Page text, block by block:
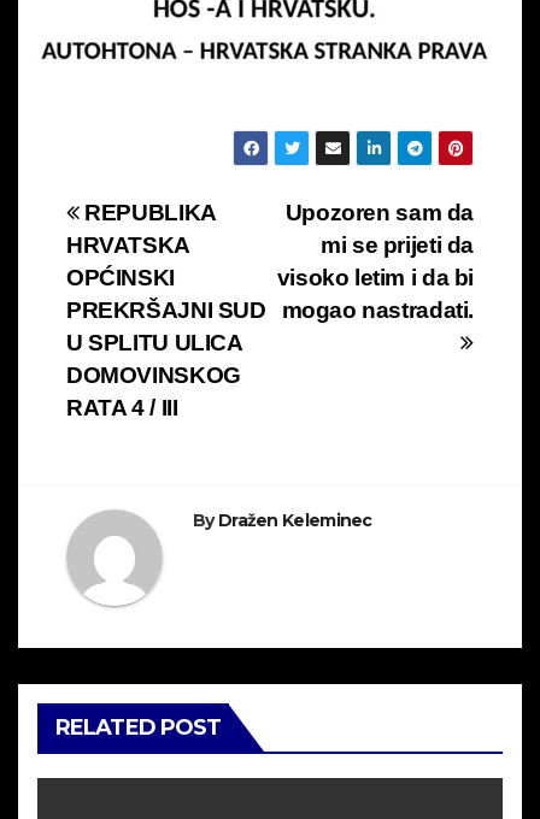
Navigacija
objava
Upozoren sam da
mi se prijeti da
visoko letim i da bi
mogao nastradati.
REPUBLIKA
HRVATSKA
OPĆINSKI
PREKRŠAJNI SUD
U SPLITU ULICA
DOMOVINSKOG
RATA 4 / III
ByDražen Keleminec
RELATED POST